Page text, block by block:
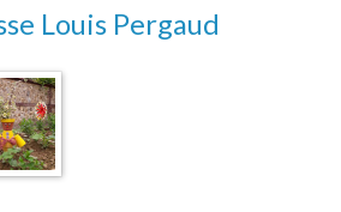
Louis Pergaud